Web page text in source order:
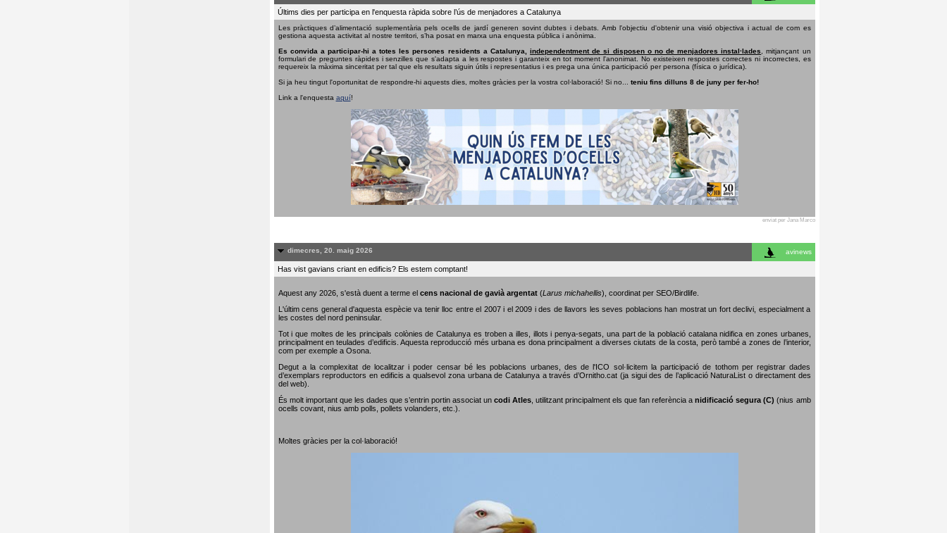
Últims dies per participa en l'enquesta ràpida sobre l’ús de menjadores a Catalunya
Les pràctiques d’alimentació suplementària pels ocells de jardí generen sovint dubtes i debats. Amb l'objectiu d'obtenir una visió objectiva i actual de com es
gestiona aquesta activitat al nostre territori, s’ha posat en marxa una enquesta pública i anònima.
Es convida a participar-hi a totes les persones residents a Catalunya,independentment de si disposen o no de menjadores instal·lades, mitjançant un
formulari de preguntes ràpides i senzilles que s'adapta a les respostes i garanteix en tot moment l'anonimat. No existeixen respostes correctes ni incorrectes, es
requereix la màxima sinceritat per tal que els resultats siguin útils i representatius i es prega una única participació per persona (física o jurídica).
Si ja heu tingut l'oportunitat de respondre-hi aquests dies, moltes gràcies per la vostra col·laboració! Si no... teniu fins dilluns 8 de juny per fer-ho!
Link a l'enquesta aquí!
enviat per Jana Marco
dimecres, 20. maig 2026 avinews
Has vist gavians criant en edificis? Els estem comptant!
Aquest any 2026, s'està duent a terme el cens nacional de gavià argentat(Larus michahellis), coordinat per SEO/Birdlife.
L'últim cens general d'aquesta espècie va tenir lloc entre el 2007 i el 2009 i des de llavors les seves poblacions han mostrat un fort declivi, especialment a
les costes del nord peninsular.
Tot i que moltes de les principals colònies de Catalunya es troben a illes, illots i penya-segats, una part de la població catalana nidifica en zones urbanes,
principalment en teulades d’edificis. Aquesta reproducció més urbana es dona principalment a diverses ciutats de la costa, però també a zones de l’interior,
com per exemple a Osona.
Degut a la complexitat de localitzar i poder censar bé les poblacions urbanes, des de l'ICO sol·licitem la participació de tothom per registrar dades
d’exemplars reproductors en edificis a qualsevol zona urbana de Catalunya a través d’Ornitho.cat (ja sigui des de l’aplicació NaturaList o directament des
del web).
És molt important que les dades que s’entrin portin associat un codi Atles , utilitzant principalment els que fan referència anidificació segura (C) (nius amb
ocells covant, nius amb polls, pollets volanders, etc.).
Moltes gràcies per la col·laboració!